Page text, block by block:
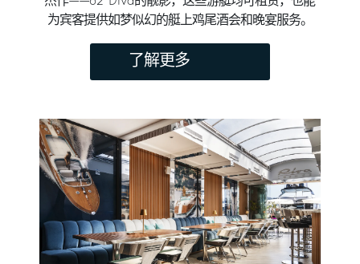
为宾客提供如梦似幻的艇上鸡尾酒会和晚宴服务。
了解更多